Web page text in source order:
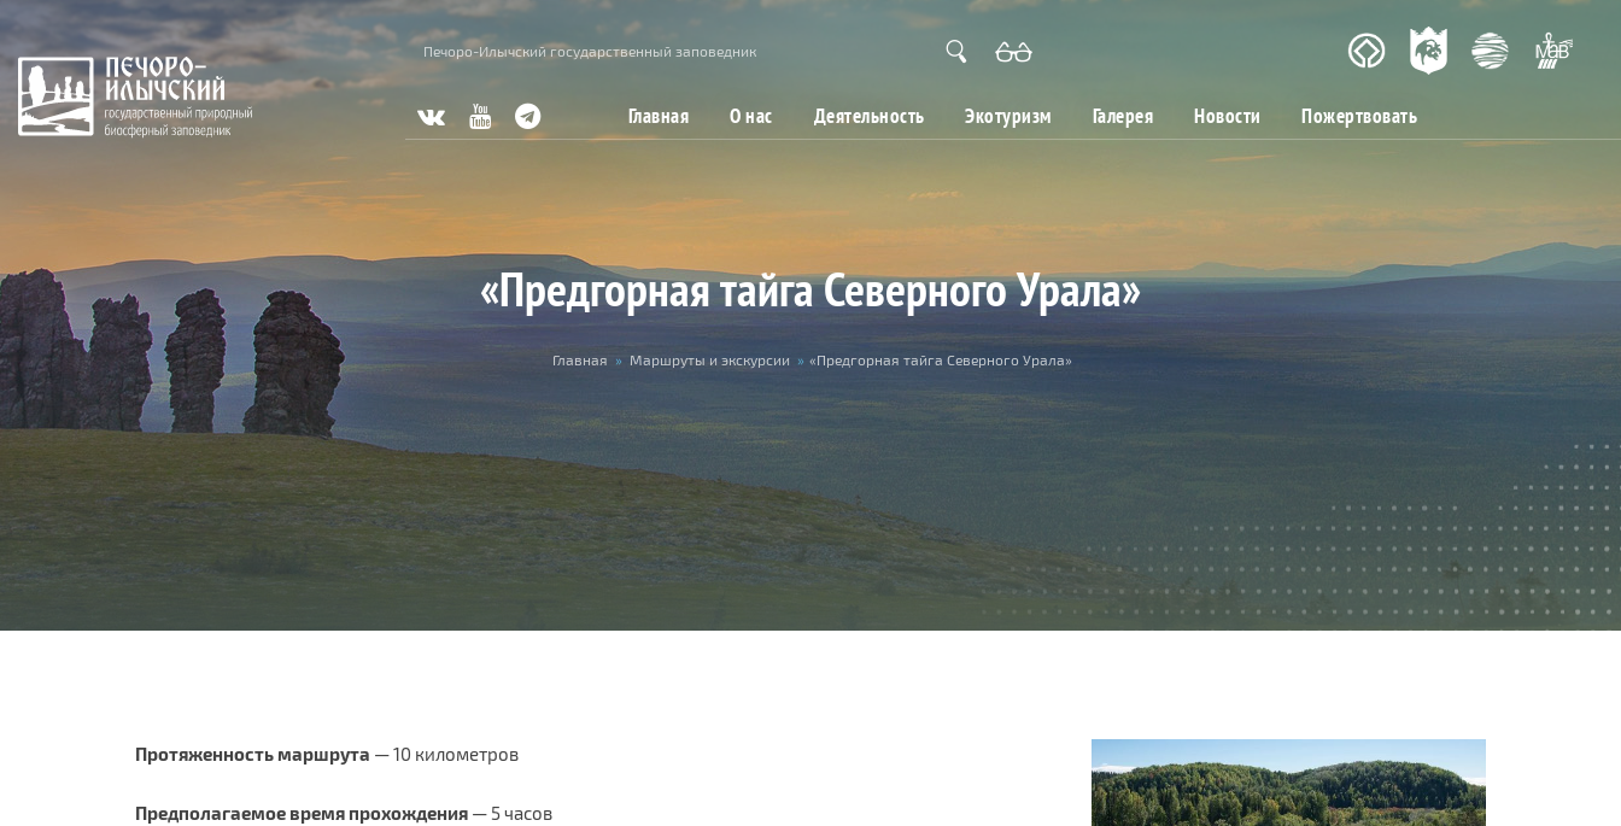
Перейти к основному содержанию
Печоро-Илычский государственный заповедник
Главная О нас Деятельность Экотуризм Галерея Новости Пожертвовать
«Предгорная тайга Северного Урала»
Вы здесь Главная » Маршруты и экскурсии » «Предгорная тайга Северного Урала»
Протяженность маршрута — 10 километров
Предполагаемое время прохождения — 5 часов